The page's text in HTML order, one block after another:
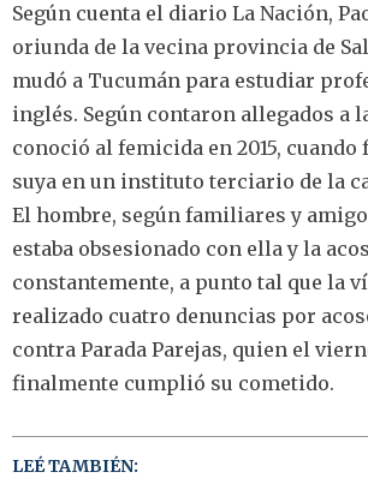
Según cuenta el diario La Nación,
oriunda de la vecina provincia de
mudó a Tucumán para estudiar
inglés. Según contaron allegados a
conoció al femicida en 2015, cuando
suya en un instituto terciario de la
El hombre, según familiares y
estaba obsesionado con ella y la
constantemente, a punto tal que la
realizado cuatro denuncias por
contra Parada Parejas, quien el
finalmente cumplió su cometido.
LEÉ TAMBIÉN: